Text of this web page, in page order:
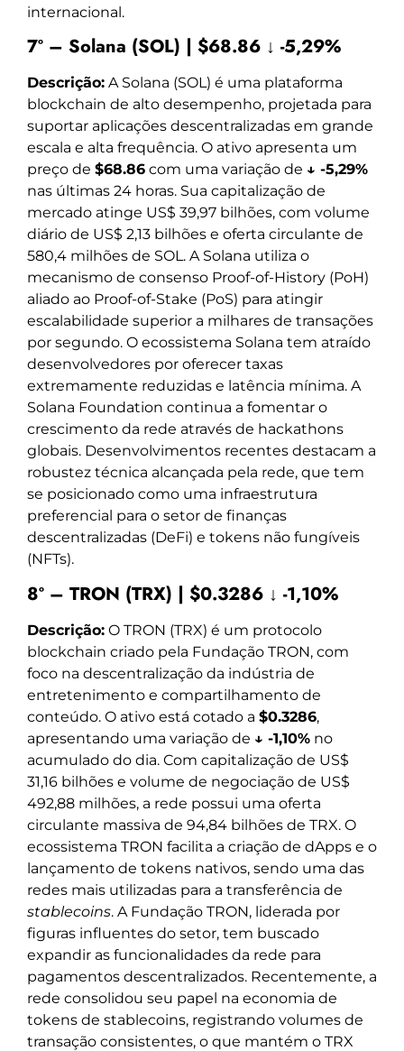
internacional.
7º – Solana (SOL) | $68.86 ↓ -5,29%
Descrição: A Solana (SOL) é uma plataforma
blockchain de alto desempenho, projetada para
suportar aplicações descentralizadas em grande
escala e alta frequência. O ativo apresenta um
preço de $68.86 com uma variação de ↓ -5,29%
nas últimas 24 horas. Sua capitalização de
mercado atinge US$ 39,97 bilhões, com volume
diário de US$ 2,13 bilhões e oferta circulante de
580,4 milhões de SOL. A Solana utiliza o
mecanismo de consenso Proof-of-History (PoH)
aliado ao Proof-of-Stake (PoS) para atingir
escalabilidade superior a milhares de transações
por segundo. O ecossistema Solana tem atraído
desenvolvedores por oferecer taxas
extremamente reduzidas e latência mínima. A
Solana Foundation continua a fomentar o
crescimento da rede através de hackathons
globais. Desenvolvimentos recentes destacam a
robustez técnica alcançada pela rede, que tem
se posicionado como uma infraestrutura
preferencial para o setor de finanças
descentralizadas (DeFi) e tokens não fungíveis
(NFTs).
8º – TRON (TRX) | $0.3286 ↓ -1,10%
Descrição: O TRON (TRX) é um protocolo
blockchain criado pela Fundação TRON, com
foco na descentralização da indústria de
entretenimento e compartilhamento de
conteúdo. O ativo está cotado a $0.3286,
apresentando uma variação de ↓ -1,10% no
acumulado do dia. Com capitalização de US$
31,16 bilhões e volume de negociação de US$
492,88 milhões, a rede possui uma oferta
circulante massiva de 94,84 bilhões de TRX. O
ecossistema TRON facilita a criação de dApps e o
lançamento de tokens nativos, sendo uma das
redes mais utilizadas para a transferência de
stablecoins. A Fundação TRON, liderada por
figuras influentes do setor, tem buscado
expandir as funcionalidades da rede para
pagamentos descentralizados. Recentemente, a
rede consolidou seu papel na economia de
tokens de stablecoins, registrando volumes de
transação consistentes, o que mantém o TRX